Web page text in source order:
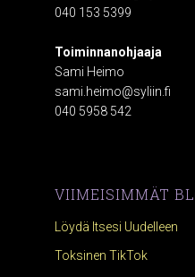
040 153 5399
Toiminnanohjaaja
Sami Heimo
sami.heimo@syliin.fi
040 5958 542
VIIMEISIMMÄT
Löydä Itsesi Uudelleen
Toksinen TikTok